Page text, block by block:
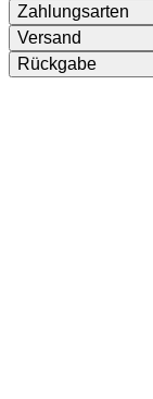
Zahlungsarten
Versand
Rückgabe